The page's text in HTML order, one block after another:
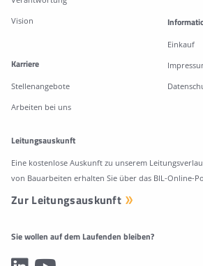
Vision
Karriere
Stellenangebote
Arbeiten bei uns
Einkauf
Leitungsauskunft
Eine kostenlose Auskunft zu unserem
von Bauarbeiten erhalten Sie über das BIL-Online-
Zur Leitungsauskunft
Sie wollen auf dem Laufenden bleiben?